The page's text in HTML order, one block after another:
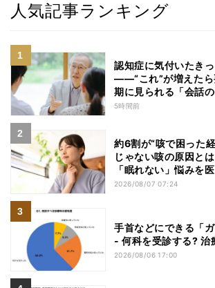
人気記事ランキング
認知症に気付いたき
――“これ”が増えたら
期に見られる「会話
5時間前
約6割が“咳で困った
じゃない咳の原因と
「眠れない」悩みを
2026/08/07 07:24
手首などにできる「
- 何科を受診する? 治
2026/08/06 17:00